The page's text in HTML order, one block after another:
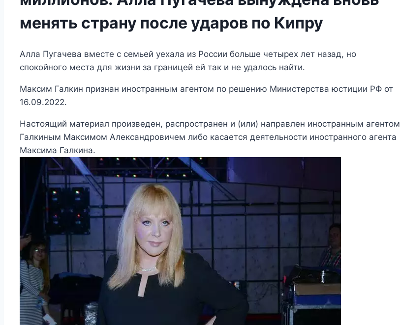
менять страну после ударов по Кипру
Алла Пугачева вместе с семьей уехала из России больше четырех лет назад, но
спокойного места для жизни за границей ей так и не удалось найти.
Максим Галкин признан иностранным агентом по решению Министерства юстиции РФ от
16.09.2022.
Настоящий материал произведен, распространен и (или) направлен иностранным агентом
Галкиным Максимом Александровичем либо касается деятельности иностранного агента
Максима Галкина.